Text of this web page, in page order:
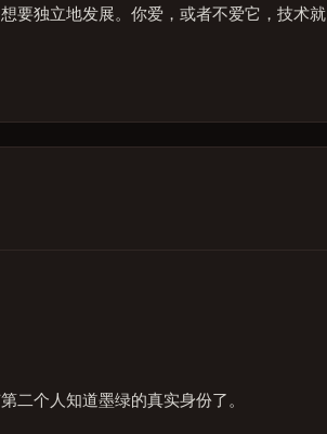
要独立地发展。你爱，或者不爱它，技术就
二个人知道墨绿的真实身份了。